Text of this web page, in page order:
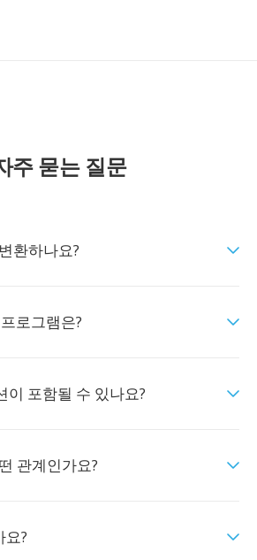
주 묻는 질문
환하나요?
로그램은?
이 포함될 수 있나요?
관계인가요?
요?